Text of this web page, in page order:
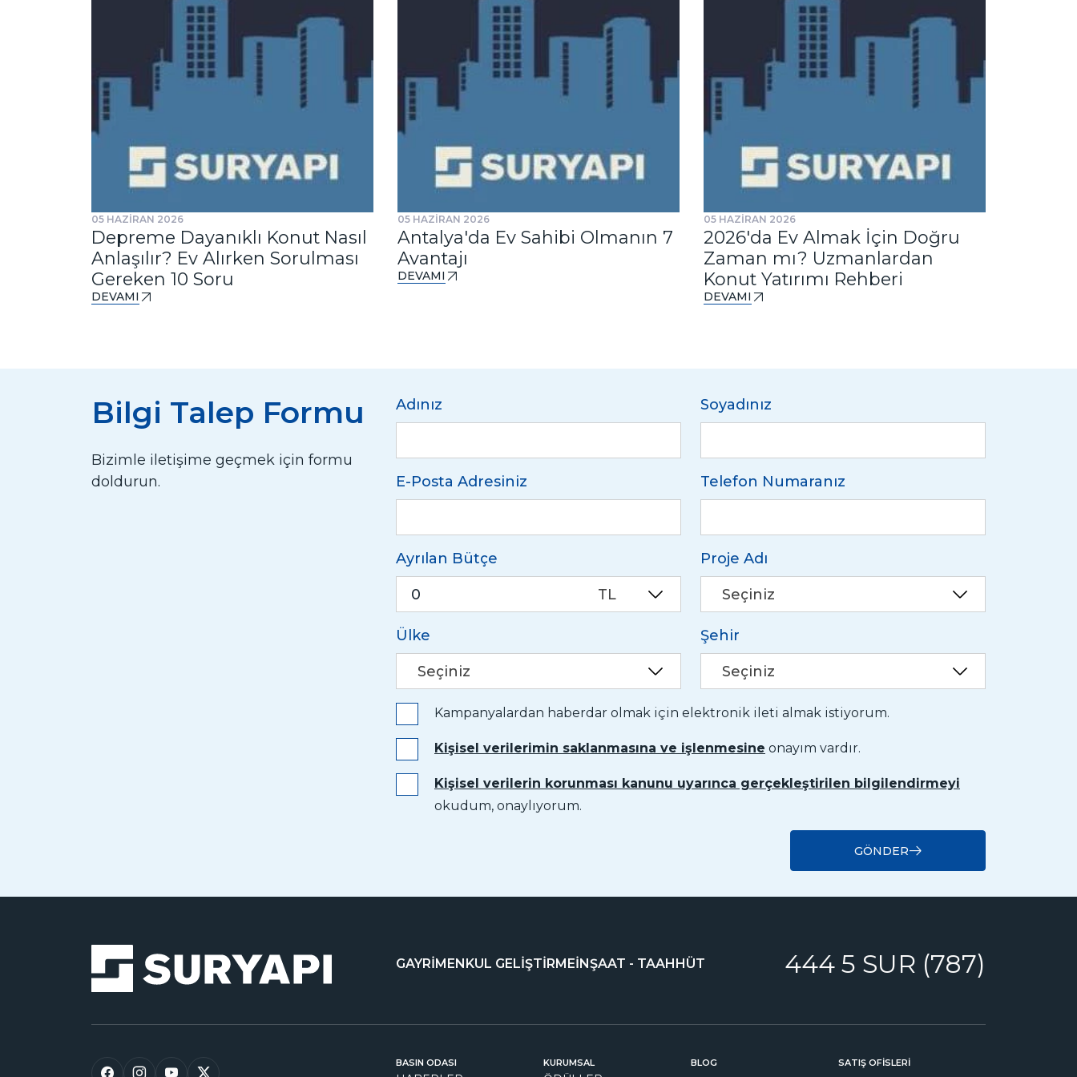
05 HAZİRAN 2026
Depreme Dayanıklı Konut Nasıl
Anlaşılır? Ev Alırken Sorulması
Gereken 10 Soru
DEVAMI
05 HAZİRAN 2026
Antalya'da Ev Sahibi Olmanın 7
Avantajı
DEVAMI
05 HAZİRAN 2026
2026'da Ev Almak İçin Doğru
Zaman mı? Uzmanlardan
Konut Yatırımı Rehberi
DEVAMI
Bilgi Talep Formu
Bizimle iletişime geçmek için formu
doldurun.
Adınız Soyadınız
E-Posta Adresiniz Telefon Numaranız
Ayrılan Bütçe
TL
Proje Adı
Seçiniz
Ülke
Seçiniz
Şehir
Seçiniz
Kampanyalardan haberdar olmak için elektronik ileti almak istiyorum.
Kişisel verilerimin saklanmasına ve işlenmesine onayım vardır.
Kişisel verilerin korunması kanunu uyarınca gerçekleştirilen bilgilendirmeyi
okudum, onaylıyorum.
GÖNDER
GAYRİMENKUL GELİŞTİRMEİNŞAAT - TAAHHÜT 444 5 SUR (787)
BASIN ODASI KURUMSAL BLOG SATIŞ OFİSLERİ